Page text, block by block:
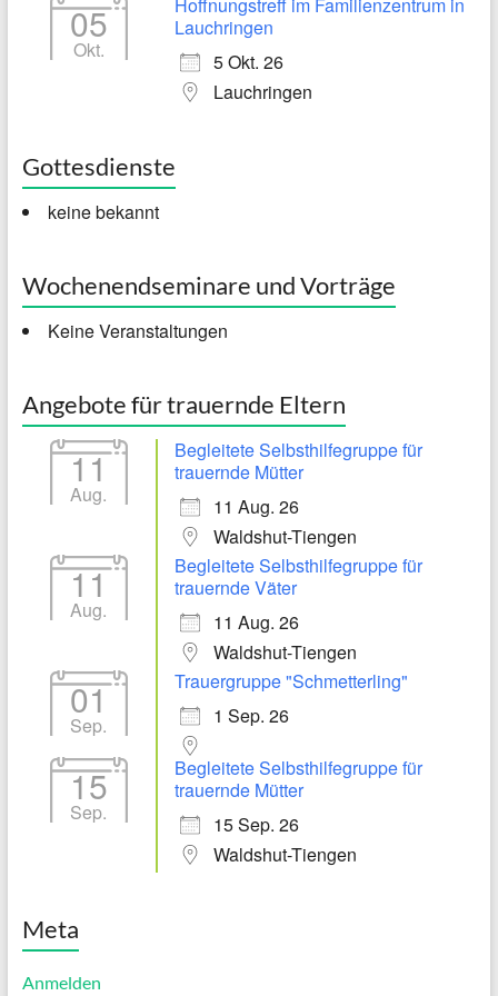
05
Okt.
Hoffnungstreff im Familienzentrum in
Lauchringen
5 Okt. 26
Lauchringen
Gottesdienste
keine bekannt
Wochenendseminare und Vorträge
Keine Veranstaltungen
Angebote für trauernde Eltern
11
Aug.
Begleitete Selbsthilfegruppe für
trauernde Mütter
11 Aug. 26
Waldshut-Tiengen
11
Aug.
Begleitete Selbsthilfegruppe für
trauernde Väter
11 Aug. 26
Waldshut-Tiengen
01
Sep.
Trauergruppe "Schmetterling"
1 Sep. 26
15
Sep.
Begleitete Selbsthilfegruppe für
trauernde Mütter
15 Sep. 26
Waldshut-Tiengen
Meta
Anmelden